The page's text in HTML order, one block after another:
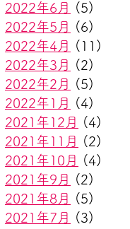
2022年6月
(5)
2022年5月
(6)
2022年4月
(11)
2022年3月
(2)
2022年2月
(5)
2022年1月
(4)
2021年12月
(4)
2021年11月
(2)
2021年10月
(4)
2021年9月
(2)
2021年8月
(5)
2021年7月
(3)